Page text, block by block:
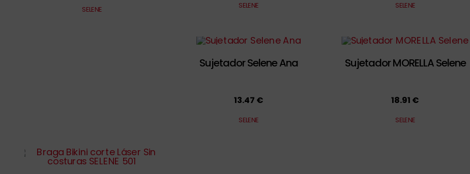
SELENE SELENE SELENE
Sujetador Selene Ana
13.47 €
SELENE
Sujetador MORELLA Selene
18.91 €
SELENE